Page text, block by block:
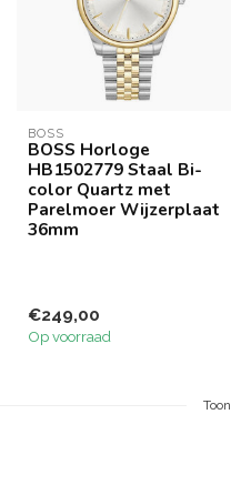
BOSS
BOSS Horloge
HB1502779 Staal Bi-
color Quartz met
Parelmoer Wijzerplaat
36mm
€249,00
Op voorraad
Toon